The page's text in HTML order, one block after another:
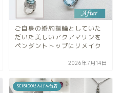
ご自身の婚約指輪としていた
だいた美しいアクアマリンを
ペンダントトップにリメイク
2026年7月14日
SEIBIDOせんげん台店